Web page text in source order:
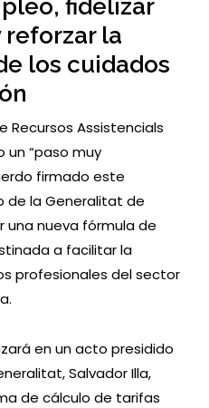
fidelizar
la
los cuidados
Recursos Assistencials
un “paso muy
firmado este
de la Generalitat de
nueva fórmula de
a facilitar la
profesionales del sector
en un acto presidido
Salvador Illa,
de cálculo de tarifas